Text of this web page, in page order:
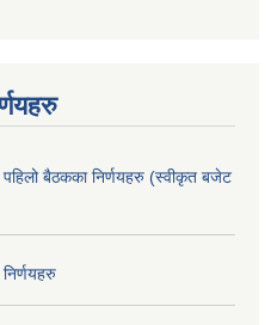
बैठकका निर्णयहरु (स्वीकृत बजेट